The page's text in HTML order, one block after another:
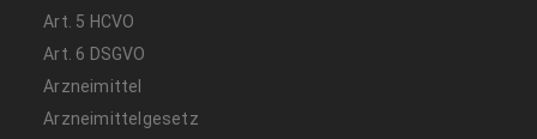
Art. 5 HCVO
Art. 6 DSGVO
Arzneimittel
Arzneimittelgesetz